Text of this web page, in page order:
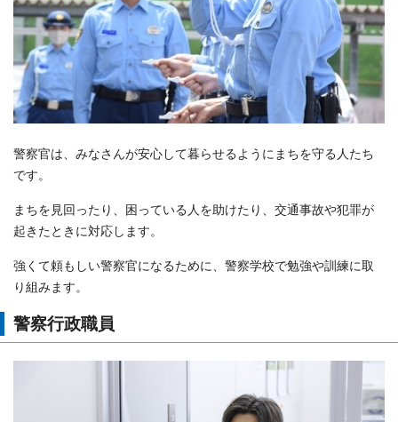
警察官は、みなさんが安心して暮らせるようにまちを守る人たち
です。
まちを見回ったり、困っている人を助けたり、交通事故や犯罪が
起きたときに対応します。
強くて頼もしい警察官になるために、警察学校で勉強や訓練に取
り組みます。
警察行政職員